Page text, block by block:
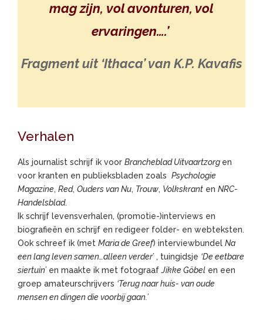
mag zijn, vol avonturen, vol
ervaringen….’
Fragment uit ‘Ithaca’ van K.P. Kavafis
Verhalen
Als journalist schrijf ik voor Brancheblad Uitvaartzorg en
voor kranten en publieksbladen zoals Psychologie
Magazine, Red, Ouders van Nu, Trouw, Volkskrant en NRC-
Handelsblad.
Ik schrijf levensverhalen, (promotie-)interviews en
biografieën en schrijf en redigeer folder- en webteksten.
Ook schreef ik (met Maria de Greef) interviewbundel Na
een lang leven samen…alleen verder’, tuingidsje ‘De eetbare
siertuin’en maakte ik met fotograafJikke Göbel en een
groep amateurschrijvers ‘Terug naar huis- van oude
mensen en dingen die voorbij gaan.’